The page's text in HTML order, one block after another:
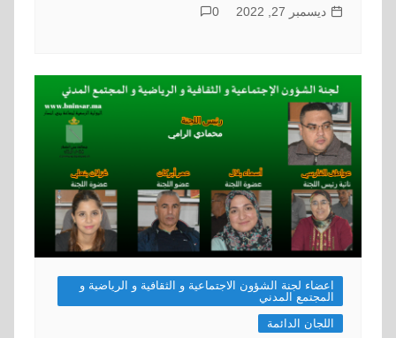
ديسمبر 27, 2022 0
اعضاء لجنة الشؤون الاجتماعية و الثقافية و الرياضية و
المجتمع المدني
اللجان الدائمة